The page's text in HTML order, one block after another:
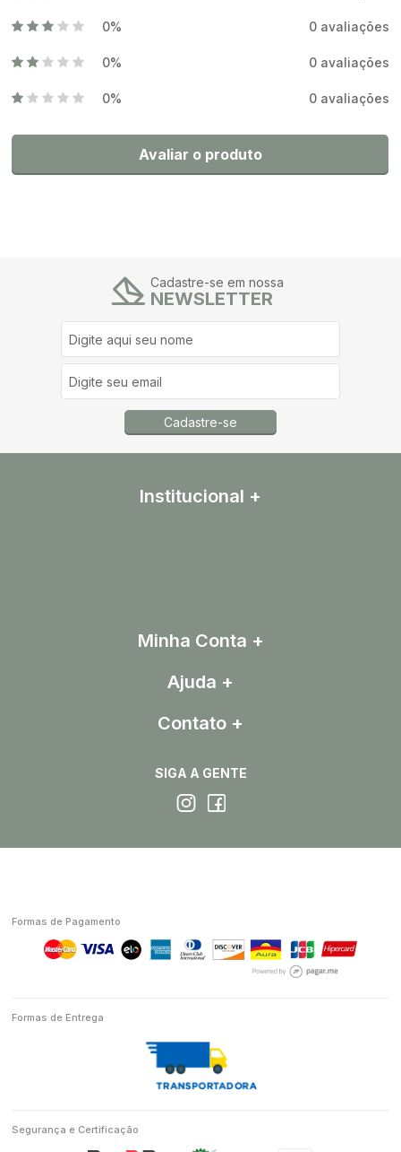
0% 0 avaliações
0% 0 avaliações
0% 0 avaliações
Avaliar o produto
Cadastre-se em nossa
NEWSLETTER
Cadastre-se
Institucional
Minha Conta
Ajuda
Contato
SIGA A GENTE
Formas de Pagamento
Formas de Entrega
Segurança e Certificação